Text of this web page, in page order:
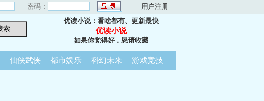
密码： 用户注册
优读小说：看啥都有、更新最快
优读小说
如果你觉得好，恳请收藏
仙侠武侠 都市娱乐 科幻未来 游戏竞技